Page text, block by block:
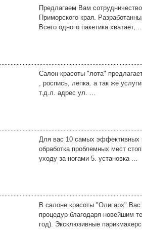
Предлагаем Вам
Приморского края.
Всего одного пакетика хватает, ...
Салон красоты "лота"
, роспись, лепка. а так же
т.д.л. адрес ул. ...
Для вас 10 самых эффективных
обработка проблемных мест
уходу за ногами 5. установка ...
В салоне красоты "Олигарх"
процедур благодаря новейшим
год). Эксклюзивные